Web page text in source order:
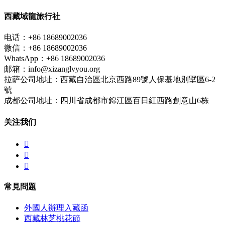
西藏域龍旅行社
电话：+86 18689002036
微信：+86 18689002036
WhatsApp：+86 18689002036
邮箱：info@xizanglvyou.org
拉萨公司地址：西藏自治區北京西路89號人保基地別墅區6-2
號
成都公司地址：四川省成都市錦江區百日紅西路創意山6栋
关注我们



常見問題
外國人辦理入藏函
西藏林芝桃花節